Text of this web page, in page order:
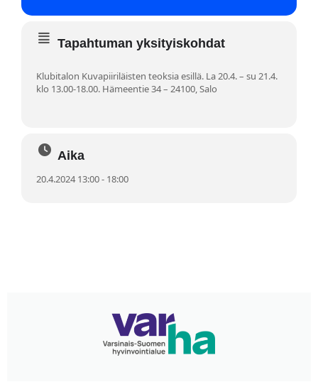
Tapahtuman yksityiskohdat
Klubitalon Kuvapiiriläisten teoksia esillä. La 20.4. – su 21.4.
klo 13.00-18.00. Hämeentie 34 – 24100, Salo
Aika
20.4.2024 13:00 - 18:00